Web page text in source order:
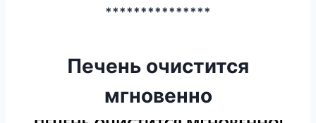
***************
Печень очистится
мгнoвeннo